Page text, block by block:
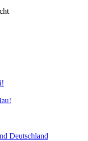
Deutschland